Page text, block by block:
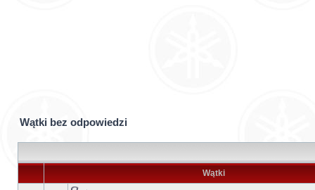
Wątki bez odpowiedzi
Wątki